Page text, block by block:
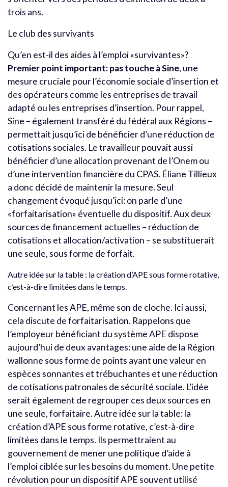
trois ans.
Le club des survivants
Qu’en est-il des aides à l’emploi «survivantes»?
Premier point important: pas touche à Sine, une
mesure cruciale pour l’économie sociale d’insertion et
des opérateurs comme les entreprises de travail
adapté ou les entreprises d’insertion. Pour rappel,
Sine – également transféré du fédéral aux Régions –
permettait jusqu’ici de bénéficier d’une réduction de
cotisations sociales. Le travailleur pouvait aussi
bénéficier d’une allocation provenant de l’Onem ou
d’une intervention financière du CPAS. Éliane Tillieux
a donc décidé de maintenir la mesure. Seul
changement évoqué jusqu’ici: on parle d’une
«forfaitarisation» éventuelle du dispositif. Aux deux
sources de financement actuelles – réduction de
cotisations et allocation/activation – se substituerait
une seule, sous forme de forfait.
Autre idée sur la table : la création d’APE sous forme rotative,
c’est-à-dire limitées dans le temps.
Concernant les APE, même son de cloche. Ici aussi,
cela discute de forfaitarisation. Rappelons que
l’employeur bénéficiant du système APE dispose
aujourd’hui de deux avantages: une aide de la Région
wallonne sous forme de points ayant une valeur en
espèces sonnantes et trébuchantes et une réduction
de cotisations patronales de sécurité sociale. L’idée
serait également de regrouper ces deux sources en
une seule, forfaitaire. Autre idée sur la table: la
création d’APE sous forme rotative, c’est-à-dire
limitées dans le temps. Ils permettraient au
gouvernement de mener une politique d’aide à
l’emploi ciblée sur les besoins du moment. Une petite
révolution pour un dispositif APE souvent utilisé